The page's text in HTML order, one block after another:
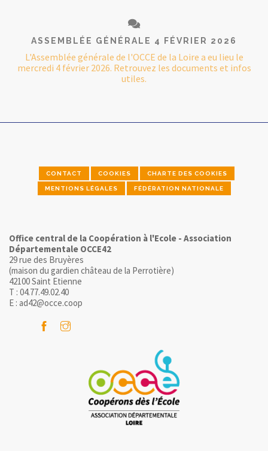
ASSEMBLÉE GÉNÉRALE 4 FÉVRIER 2026
L'Assemblée générale de l'OCCE de la Loire a eu lieu le
mercredi 4 février 2026. Retrouvez les documents et infos
utiles.
CONTACT COOKIES CHARTE DES COOKIES
MENTIONS LÉGALES FÉDÉRATION NATIONALE
Office central de la Coopération à l'Ecole - Association
Départementale OCCE42
29 rue des Bruyères
(maison du gardien château de la Perrotière)
42100 Saint Etienne
T : 04.77.49.02.40
E : ad42@occe.coop